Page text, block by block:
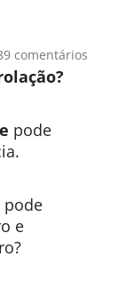
comentários
pode
pode
e